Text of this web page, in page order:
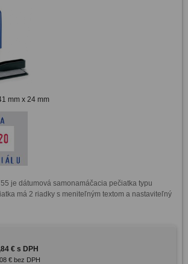
mm x 24 mm
je dátumová samonamáčacia pečiatka typu
má 2 riadky s meniteľným textom a nastaviteľný
€ s DPH
€ bez DPH